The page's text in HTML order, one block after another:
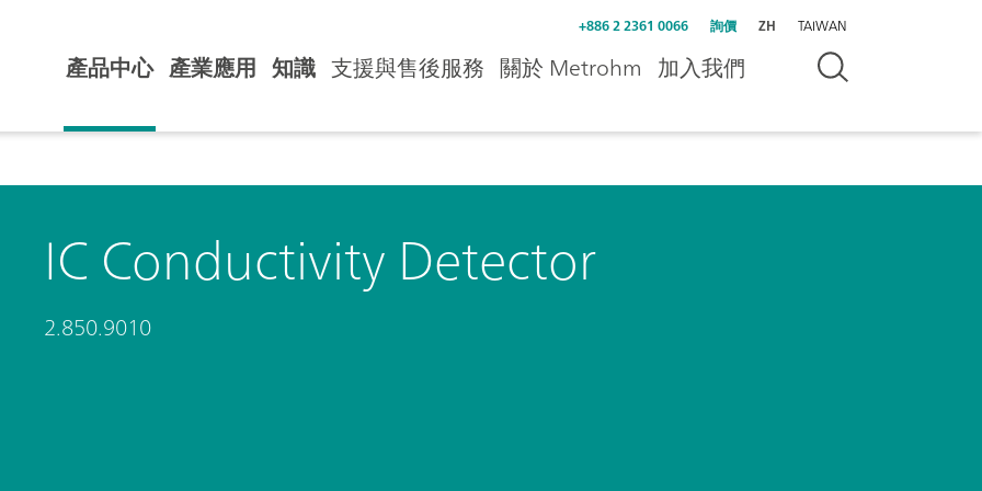
+886 2 2361 0066 詢價 ZH TAIWAN
產品中心 產業應用 知識 支援與售後服務 關於 Metrohm 加入我們
IC Conductivity Detector
2.850.9010